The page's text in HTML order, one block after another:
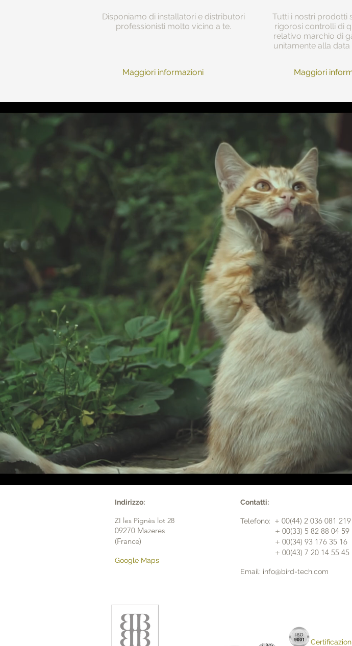
Disponiamo di installatori e distributori
professionisti molto vicino a te.
Tutti i nostri prodotti
rigorosi controlli di
relativo marchio di
unitamente alla
Maggiori informazioni Maggiori
Indirizzo:
ZI les Pignès lot 28
09270 Mazeres
(France)
Google Maps
Contatti:
​Telefono: + 00(44) 2 036 081
+ 00(33) 5 82 88 04
+ 00(34) 93 176 35
+ 00(43) 7 20 14 55
Email: info@bird-tech.com
Certificazioni